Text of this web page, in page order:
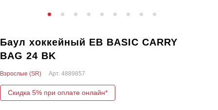
Баул хоккейный EB BASIC CARRY
BAG 24 BK
Взрослые (SR) Арт. 4889857
Скидка 5% при оплате онлайн*